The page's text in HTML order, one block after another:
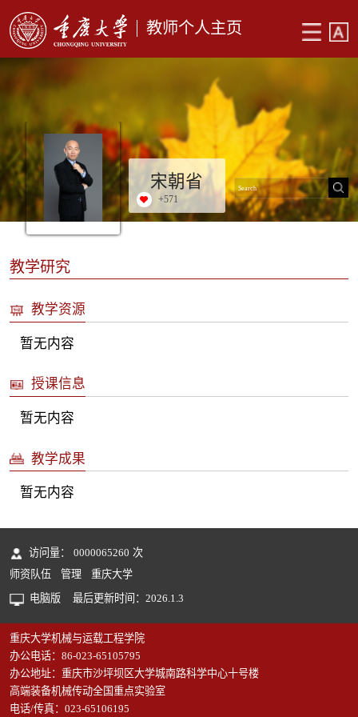
教师个人主页
宋朝省
+571
教学研究
教学资源
暂无内容
授课信息
暂无内容
教学成果
暂无内容
访问量： 0000065260 次
师资队伍
管理
重庆大学
电脑版
最后更新时间： 2026.1.3
重庆大学机械与运载工程学院
办公电话：86-023-65105795
办公地址：重庆市沙坪坝区大学城南路科学中心十号楼
高端装备机械传动全国重点实验室
电话/传真：023-65106195